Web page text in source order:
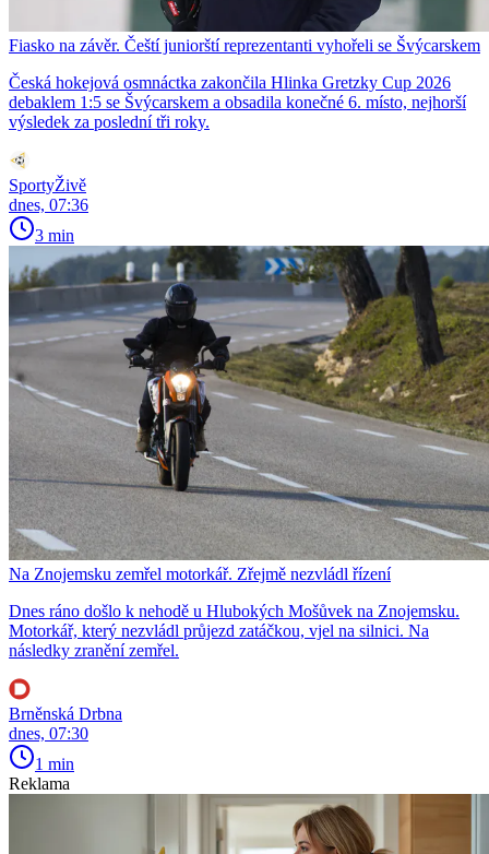
Fiasko na závěr. Čeští juniorští reprezentanti vyhořeli se Švýcarskem
Česká hokejová osmnáctka zakončila Hlinka Gretzky Cup 2026
debaklem 1:5 se Švýcarskem a obsadila konečné 6. místo, nejhorší
výsledek za poslední tři roky.
SportyŽivě
dnes, 07:36
3 min
Na Znojemsku zemřel motorkář. Zřejmě nezvládl řízení
Dnes ráno došlo k nehodě u Hlubokých Mošůvek na Znojemsku.
Motorkář, který nezvládl průjezd zatáčkou, vjel na silnici. Na
následky zranění zemřel.
Brněnská Drbna
dnes, 07:30
1 min
Reklama